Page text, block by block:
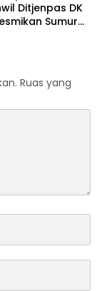
Ditjenpas DK
Sumur
Ruas yang